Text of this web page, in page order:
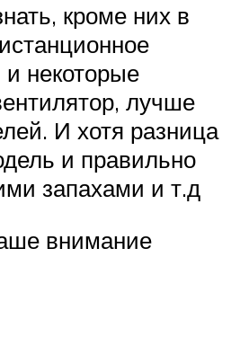
кроме них в
некоторые
лучше
И хотя разница
и правильно
запахами и т.д
внимание